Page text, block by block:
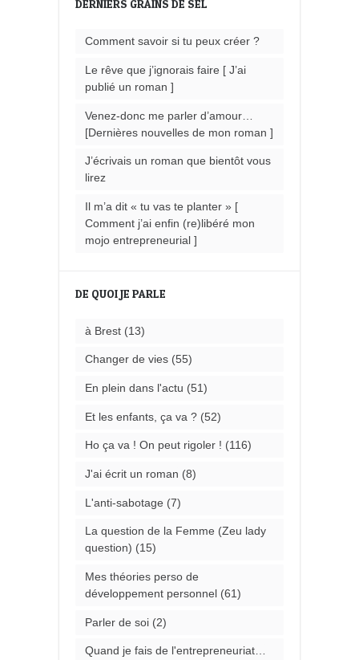
DERNIERS GRAINS DE SEL
Comment savoir si tu peux créer ?
Le rêve que j’ignorais faire [ J’ai
publié un roman ]
Venez-donc me parler d’amour…
[Dernières nouvelles de mon roman ]
J’écrivais un roman que bientôt vous
lirez
Il m’a dit « tu vas te planter » [
Comment j’ai enfin (re)libéré mon
mojo entrepreneurial ]
DE QUOI JE PARLE
à Brest(13)
Changer de vies(55)
En plein dans l'actu (51)
Et les enfants, ça va ?(52)
Ho ça va ! On peut rigoler ! (116)
J'ai écrit un roman (8)
L'anti-sabotage (7)
La question de la Femme (Zeu lady
question) (15)
Mes théories perso de
développement personnel(61)
Parler de soi(2)
Quand je fais de l'entrepreneuriat…